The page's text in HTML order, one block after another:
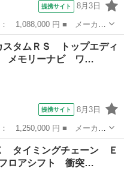
提携サイト 8月3日
ノ ■ グレード名： 第三
ユーザー様より直接買取 ブ
スタムＲＳ トップエディ
メモリーナビ ワ…
提携サイト 8月3日
レード名： カスタムＲ
リーナビ ワンセグ 全方
タイミングチェーン Ｅ
ロアシフト 衝突…